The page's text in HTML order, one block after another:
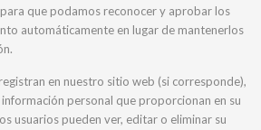
que podamos reconocer y aprobar los
automáticamente en lugar de mantenerlos
en nuestro sitio web (si corresponde),
personal que proporcionan en su
usuarios pueden ver, editar o eliminar su